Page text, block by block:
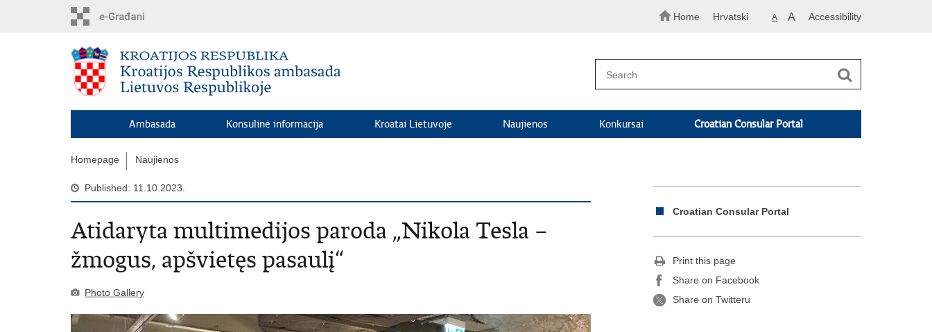
Home Hrvatski A A Accessibility
Ambasada Konsulinė informacija Kroatai Lietuvoje Naujienos Konkursai Croatian Consular Portal
Homepage Naujienos
Published: 11.10.2023.
Atidaryta multimedijos paroda „Nikola Tesla –
žmogus, apšvietęs pasaulį“
Photo Gallery
Croatian Consular Portal
Print this page
Share on Facebook
Share on Twitteru